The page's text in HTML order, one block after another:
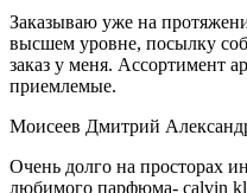
Заказываю уже на
высшем уровне, посылку
заказ у меня. Ассортимент
приемлемые.
Моисеев Дмитрий
Очень долго на просторах
любимого парфюма- calvin